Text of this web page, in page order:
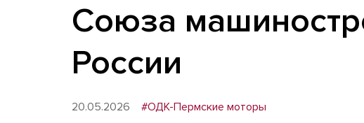
Союза
России
20.05.2026 #ОДК-Пермские моторы